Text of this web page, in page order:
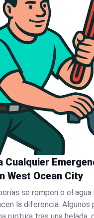
Cualquier
West Ocean City
se rompen o el agua
la diferencia. Algunos